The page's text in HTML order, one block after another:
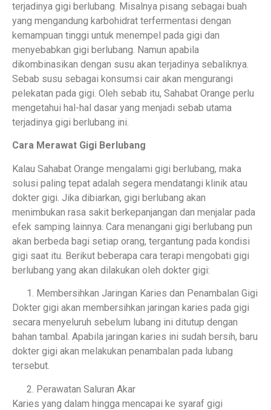
terjadinya gigi berlubang. Misalnya pisang sebagai buah
yang mengandung karbohidrat terfermentasi dengan
kemampuan tinggi untuk menempel pada gigi dan
menyebabkan gigi berlubang. Namun apabila
dikombinasikan dengan susu akan terjadinya sebaliknya.
Sebab susu sebagai konsumsi cair akan mengurangi
pelekatan pada gigi. Oleh sebab itu, Sahabat Orange perlu
mengetahui hal-hal dasar yang menjadi sebab utama
terjadinya gigi berlubang ini.
Cara Merawat Gigi Berlubang
Kalau Sahabat Orange mengalami gigi berlubang, maka
solusi paling tepat adalah segera mendatangi klinik atau
dokter gigi. Jika dibiarkan, gigi berlubang akan
menimbukan rasa sakit berkepanjangan dan menjalar pada
efek samping lainnya. Cara menangani gigi berlubang pun
akan berbeda bagi setiap orang, tergantung pada kondisi
gigi saat itu. Berikut beberapa cara terapi mengobati gigi
berlubang yang akan dilakukan oleh dokter gigi:
Membersihkan Jaringan Karies dan Penambalan Gigi
Dokter gigi akan membersihkan jaringan karies pada gigi
secara menyeluruh sebelum lubang ini ditutup dengan
bahan tambal. Apabila jaringan karies ini sudah bersih, baru
dokter gigi akan melakukan penambalan pada lubang
tersebut.
Perawatan Saluran Akar
Karies yang dalam hingga mencapai ke syaraf gigi